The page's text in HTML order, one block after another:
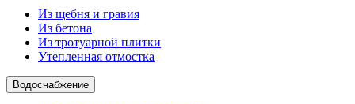
Из щебня и гравия
Из бетона
Из тротуарной плитки
Утепленная отмостка
Водоснабжение